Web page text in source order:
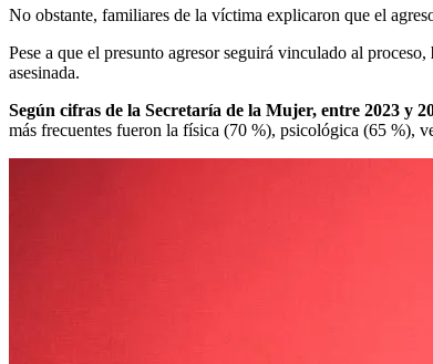
No obstante, familiares de la víctima explicaron que el
Pese a que el presunto agresor seguirá vinculado al proceso,
asesinada.
Según cifras de la Secretaría de la Mujer, entre 2023 y
más frecuentes fueron la física (70 %), psicológica (65 %),